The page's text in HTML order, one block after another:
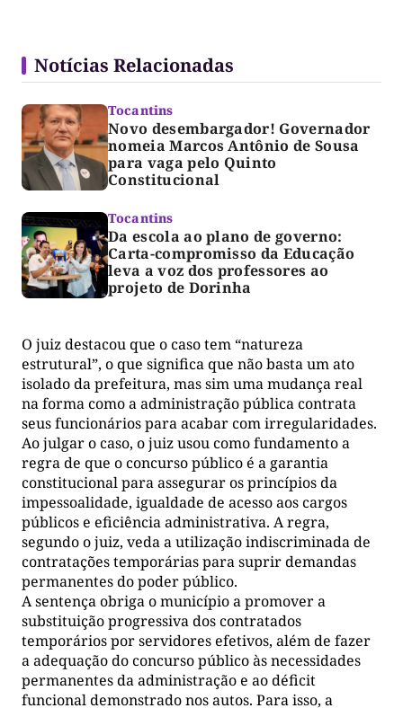
Notícias Relacionadas
Tocantins
Novo desembargador! Governador
nomeia Marcos Antônio de Sousa
para vaga pelo Quinto
Constitucional
Tocantins
Da escola ao plano de governo:
Carta-compromisso da Educação
leva a voz dos professores ao
projeto de Dorinha
O juiz destacou que o caso tem “natureza
estrutural”, o que significa que não basta um ato
isolado da prefeitura, mas sim uma mudança real
na forma como a administração pública contrata
seus funcionários para acabar com irregularidades.
Ao julgar o caso, o juiz usou como fundamento a
regra de que o concurso público é a garantia
constitucional para assegurar os princípios da
impessoalidade, igualdade de acesso aos cargos
públicos e eficiência administrativa. A regra,
segundo o juiz, veda a utilização indiscriminada de
contratações temporárias para suprir demandas
permanentes do poder público.
A sentença obriga o município a promover a
substituição progressiva dos contratados
temporários por servidores efetivos, além de fazer
a adequação do concurso público às necessidades
permanentes da administração e ao déficit
funcional demonstrado nos autos. Para isso, a